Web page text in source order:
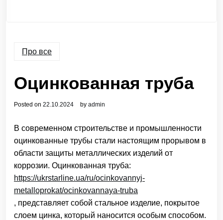
Про все
Оцинкованная труба
Posted on 22.10.2024 by admin
В современном строительстве и промышленности
оцинкованные трубы стали настоящим прорывом в
области защиты металлических изделий от
коррозии. Оцинкованная труба:
https://ukrstarline.ua/ru/ocinkovannyj-
metalloprokat/ocinkovannaya-truba
, представляет собой стальное изделие, покрытое
слоем цинка, который наносится особым способом.